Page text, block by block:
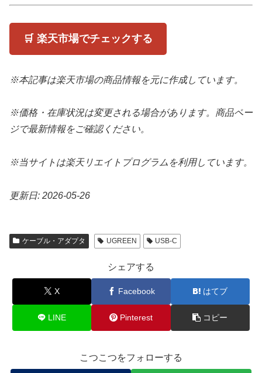
🛒 楽天市場でチェックする
※本記事は楽天市場の商品情報を元に作成しています。
※価格・在庫状況は変更される場合があります。商品ペー
ジで最新情報をご確認ください。
※当サイトは楽天リエイトプログラムを利用しています。
更新日: 2026-05-26
ケーブル・アダプタ UGREEN USB-C
シェアする
X Facebook はてブ
LINE Pinterest コピー
こつこつをフォローする